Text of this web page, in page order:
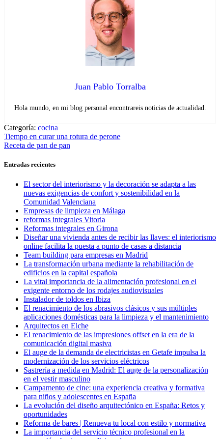
Juan Pablo Torralba
Hola mundo, en mi blog personal encontrareis noticias de actualidad.
Categoría: cocina
Navegación
de
entradas
Entrada
anterior:
Tiempo en curar una rotura de perone
Entrada
Receta de pan de pan
Entradas recientes
El sector del interiorismo y la decoración se adapta a las
nuevas exigencias de confort y sostenibilidad en la
Comunidad Valenciana
Empresas de limpieza en Málaga
reformas integrales Vitoria
Reformas integrales en Girona
Diseñar una vivienda antes de recibir las llaves: el interiorismo
online facilita la puesta a punto de casas a distancia
Team building para empresas en Madrid
La transformación urbana mediante la rehabilitación de
edificios en la capital española
La vital importancia de la alimentación profesional en el
exigente entorno de los rodajes audiovisuales
Instalador de toldos en Ibiza
El renacimiento de los abrasivos clásicos y sus múltiples
aplicaciones domésticas para la limpieza y el mantenimiento
Arquitectos en Elche
El renacimiento de las impresiones offset en la era de la
comunicación digital masiva
El auge de la demanda de electricistas en Getafe impulsa la
modernización de los servicios eléctricos
Sastrería a medida en Madrid: El auge de la personalización
en el vestir masculino
Campamento de cine: una experiencia creativa y formativa
para niños y adolescentes en España
La evolución del diseño arquitectónico en España: Retos y
oportunidades
Reforma de bares | Renueva tu local con estilo y normativa
La importancia del servicio técnico profesional en la